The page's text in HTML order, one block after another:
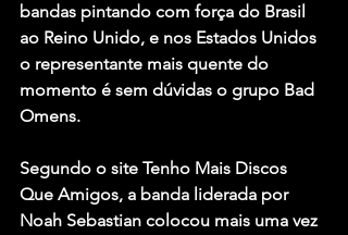
bandas pintando com força do Brasil
ao Reino Unido, e nos Estados Unidos
o representante mais quente do
momento é sem dúvidas o grupo Bad
Omens.
Segundo o site Tenho Mais Discos
Que Amigos, a banda liderada por
Noah Sebastian colocou mais uma vez